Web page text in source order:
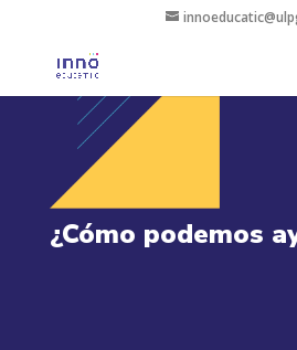
¿Cómo podemos